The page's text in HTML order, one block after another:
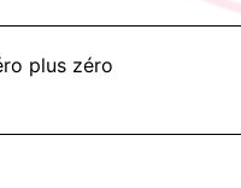
plus zéro